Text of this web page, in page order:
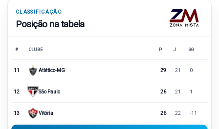
CLASSIFICAÇÃO
Posição na tabela
# CLUBE P J SG
11 Atlético-MG 29 21 0
12 São Paulo 26 21 1
13 Vitória 26 22 -11